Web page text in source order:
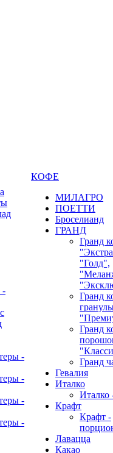
-
-
-
-
-
КОФЕ
МИЛАГРО
ПОЕТТИ
Броселианд
ГРАНД
Гранд
"Голд",
Гранд
Гранд
Гранд
Гевалия
Италко
Италко
Крафт
Крафт -
Лавацца
Какао